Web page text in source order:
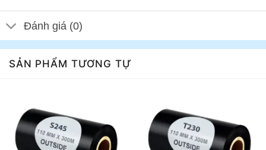
Đánh giá (0)
SẢN PHẨM TƯƠNG TỰ